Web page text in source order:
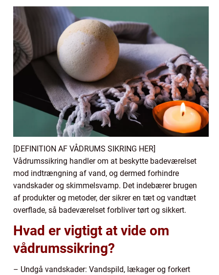
[DEFINITION AF VÅDRUMS SIKRING HER]
Vådrumssikring handler om at beskytte badeværelset
mod indtrængning af vand, og dermed forhindre
vandskader og skimmelsvamp. Det indebærer brugen
af produkter og metoder, der sikrer en tæt og vandtæt
overflade, så badeværelset forbliver tørt og sikkert.
Hvad er vigtigt at vide om
vådrumssikring?
– Undgå vandskader: Vandspild, lækager og forkert